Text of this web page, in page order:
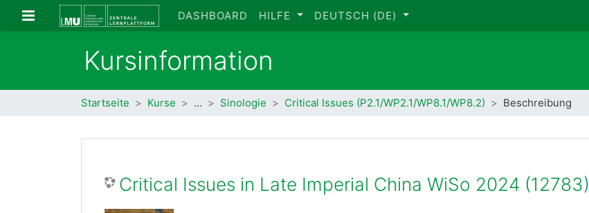
Zum Hauptinhalt
Website-Übersicht DASHBOARD HILFE DEUTSCH ‎(DE)‎
Kursinformation
Startseite Kurse … Sinologie Critical Issues (P2.1/WP2.1/WP8.1/WP8.2) Beschreibung
Critical Issues in Late Imperial China WiSo 2024 (12783)